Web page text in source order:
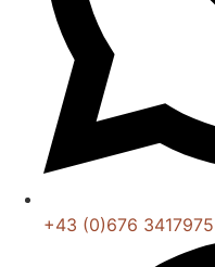
+43 (0)676 3417975